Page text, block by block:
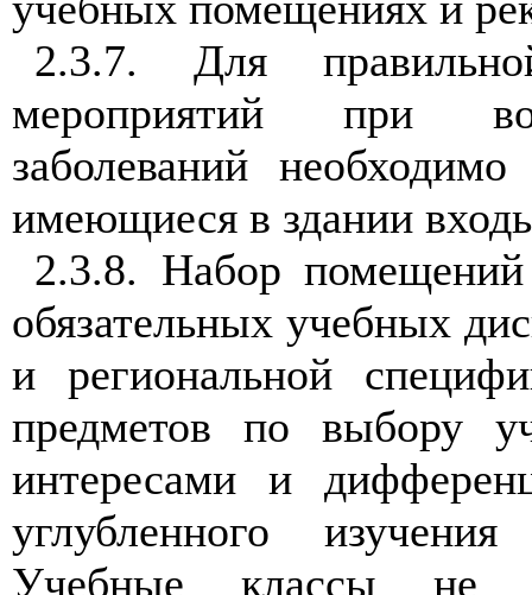
2.3.7. Для
мероприятий при
заболеваний
имеющиеся в здании
2.3.8. Набор помещений
обязательных учебных
и региональной
предметов по выбору
интересами и
углубленного
Учебные классы не